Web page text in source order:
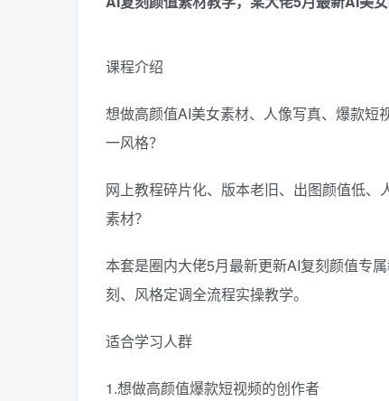
课程介绍
想做高颜值AI美女素材、人像写真、爆款
一风格？
网上教程碎片化、版本老旧、出图颜值低
素材？
本套是圈内大佬5月最新更新AI复刻颜值专
刻、风格定调全流程实操教学。
适合学习人群
1.想做高颜值爆款短视频的创作者